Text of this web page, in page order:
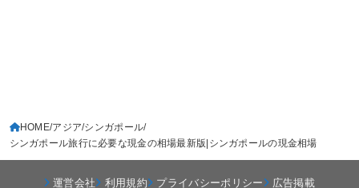
HOME アジア シンガポール
シンガポール旅行に必要な現金の相場最新版|シンガポールの現金相場
運営会社 利用規約 プライバシーポリシー 広告掲載